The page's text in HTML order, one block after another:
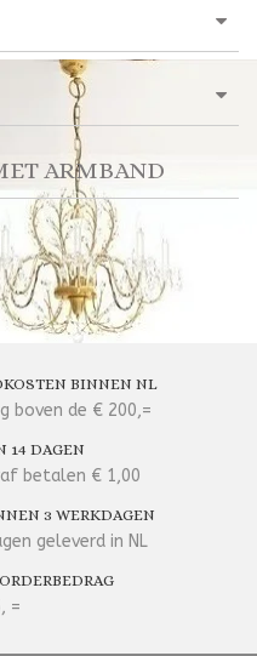
ARMBAND
BINNEN NL
boven de € 200,=
14 DAGEN
betalen € 1,00
3 WERKDAGEN
geleverd in NL
=